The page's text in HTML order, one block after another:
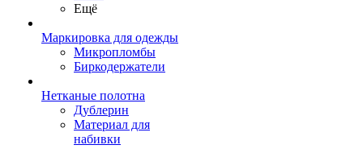
Ещё
Маркировка для одежды
Микропломбы
Биркодержатели
Нетканые полотна
Дублерин
Материал для
набивки